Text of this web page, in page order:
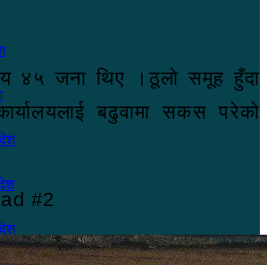
४५ जना थिए ।ठूलो समूह हुँदा
बढुवामा सकस परेको
#2